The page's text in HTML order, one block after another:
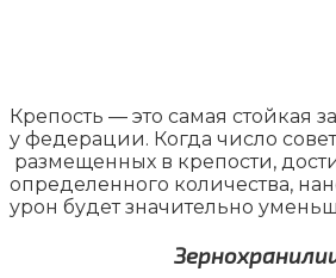
Крепость — это самая стойкая
у федерации. Когда число
размещенных в крепости,
определенного количества,
урон будет значительно